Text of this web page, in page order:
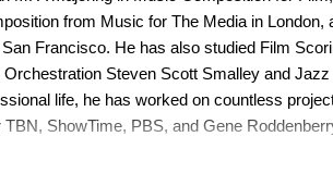
from Music for The Media in
Francisco. He has also studied Film
Steven Scott Smalley and
life, he has worked on countless
TBN, ShowTime, PBS, and Gene